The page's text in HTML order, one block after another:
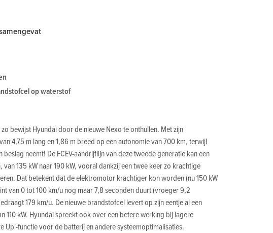
op waterstof
bewijst Hyundai door de nieuwe Nexo te onthullen. Met zijn
4,75 m lang en 1,86 m breed op een autonomie van 700 km, terwijl
neemt! De FCEV-aandrijflijn van deze tweede generatie kan een
135 kW naar 190 kW, vooral dankzij een twee keer zo krachtige
Dat betekent dat de elektromotor krachtiger kon worden (nu 150 kW
van 0 tot 100 km/u nog maar 7,8 seconden duurt (vroeger 9,2
179 km/u. De nieuwe brandstofcel levert op zijn eentje al een
110 kW. Hyundai spreekt ook over een betere werking bij lagere
Up'-functie voor de batterij en andere systeemoptimalisaties.